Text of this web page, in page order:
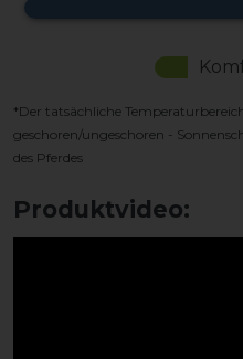
*Der tatsächliche
geschoren/ungeschoren -
des Pferdes
Produktvideo: